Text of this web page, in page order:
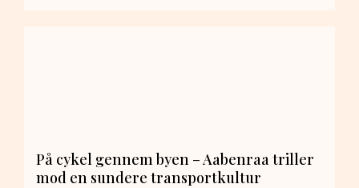
På cykel gennem byen – Aabenraa triller
mod en sundere transportkultur